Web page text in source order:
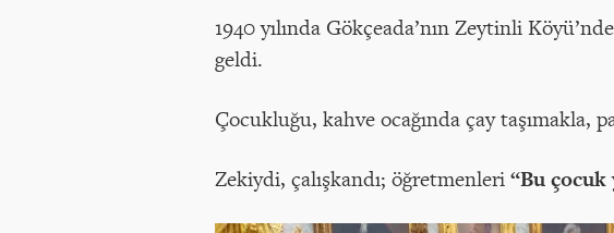
1940 yılında Gökçeada’nın Zeytinli
geldi.
Çocukluğu, kahve ocağında çay taşımakla,
Zekiydi, çalışkandı; öğretmenleri“Bu çocuk